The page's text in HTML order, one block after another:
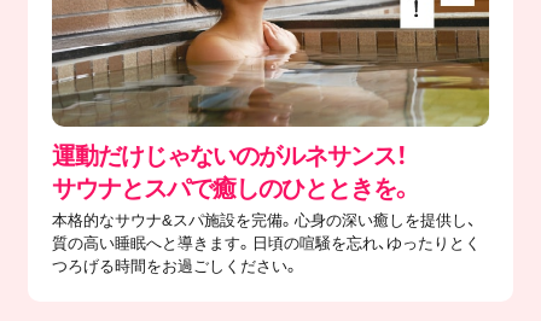
運動だけじゃないのがルネサンス！
サウナとスパで癒しのひとときを。
本格的なサウナ&スパ施設を完備。心身の深い癒しを提供し、
質の高い睡眠へと導きます。日頃の喧騒を忘れ、ゆったりとく
つろげる時間をお過ごしください。